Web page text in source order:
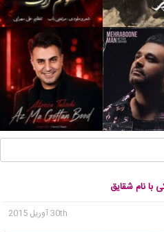
با نام شقایق
30th آوریل 2015